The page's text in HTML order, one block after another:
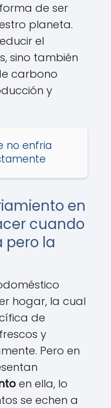
de ser
planeta.
el
sino también
carbono
y
no enfria
en
cuando
pero la
hogar, la cual
de
y
Pero en
en ella, lo
se echen a